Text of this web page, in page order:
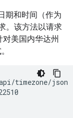
期和时间（作为
。该方法以请求
美国内华达州
timezone/json